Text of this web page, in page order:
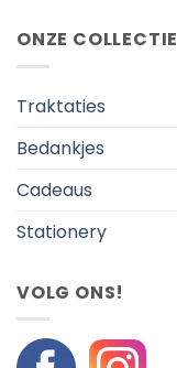
ONZE COLLECTIE
Traktaties
Bedankjes
Cadeaus
Stationery
VOLG ONS!